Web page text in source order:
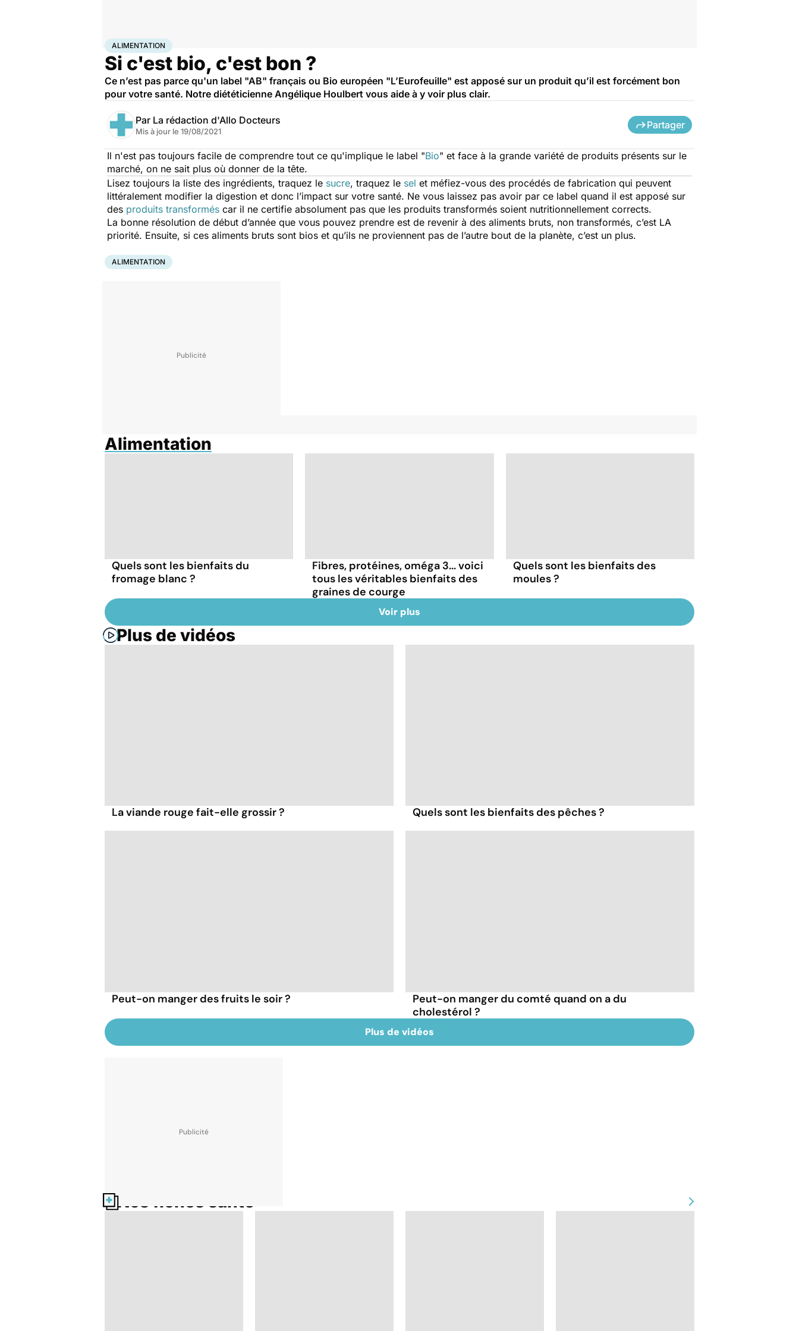
AccueilBien-êtreNutrition
ALIMENTATION
Si c'est bio, c'est bon ?
Ce n’est pas parce qu'un label "AB" français ou Bio européen "L’Eurofeuille" est apposé sur un produit qu’il est forcément bon
pour votre santé. Notre diététicienne Angélique Houlbert vous aide à y voir plus clair.
Par La rédaction d'Allo Docteurs
Mis à jour le 19/08/2021
Partager
Il n'est pas toujours facile de comprendre tout ce qu'implique le label "Bio" et face à la grande variété de produits présents sur le
marché, on ne sait plus où donner de la tête.
Lisez toujours la liste des ingrédients, traquez le sucre, traquez le sel et méfiez-vous des procédés de fabrication qui peuvent
littéralement modifier la digestion et donc l’impact sur votre santé. Ne vous laissez pas avoir par ce label quand il est apposé sur
des produits transformés car il ne certifie absolument pas que les produits transformés soient nutritionnellement corrects.
La bonne résolution de début d’année que vous pouvez prendre est de revenir à des aliments bruts, non transformés, c’est LA
priorité. Ensuite, si ces aliments bruts sont bios et qu’ils ne proviennent pas de l’autre bout de la planète, c’est un plus.
ALIMENTATION
Alimentation
Quels sont les bienfaits du
fromage blanc ?
Fibres, protéines, oméga 3... voici
tous les véritables bienfaits des
graines de courge
Quels sont les bienfaits des
moules ?
Voir plus
Plus de vidéos
La viande rouge fait-elle grossir ? Quels sont les bienfaits des pêches ?
Peut-on manger des fruits le soir ?
Peut-on manger du comté quand on a du
cholestérol ?
Plus de vidéos
Nos fiches santé